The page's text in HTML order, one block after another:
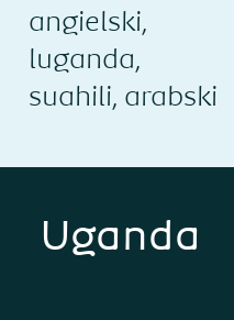
angielski,
luganda,
suahili, arabski
Uganda